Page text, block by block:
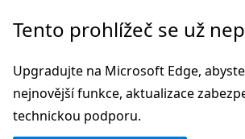
Přeskočit
hlavní
obsah
Přeskočit
navigaci
na
stránce
Tento prohlížeč se už
Upgradujte na Microsoft Edge,
nejnovější funkce, aktualizace
technickou podporu.